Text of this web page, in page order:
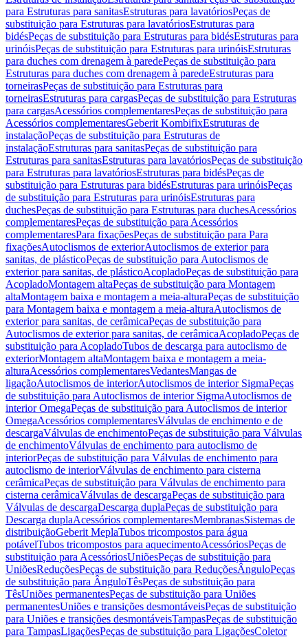
para Estruturas para sanitasEstruturas para lavatóriosPeças de
substituição para Estruturas para lavatóriosEstruturas para
bidésPeças de substituição para Estruturas para bidésEstruturas para
urinóisPeças de substituição para Estruturas para urinóisEstruturas
para duches com drenagem à paredePeças de substituição para
Estruturas para duches com drenagem à paredeEstruturas para
torneirasPeças de substituição para Estruturas para
torneirasEstruturas para cargasPeças de substituição para Estruturas
para cargasAcessórios complementaresPeças de substituição para
Acessórios complementaresGeberit KombifixEstruturas de
instalaçãoPeças de substituição para Estruturas de
instalaçãoEstruturas para sanitasPeças de substituição para
Estruturas para sanitasEstruturas para lavatóriosPeças de substituição
para Estruturas para lavatóriosEstruturas para bidésPeças de
substituição para Estruturas para bidésEstruturas para urinóisPeças
de substituição para Estruturas para urinóisEstruturas para
duchesPeças de substituição para Estruturas para duchesAcessórios
complementaresPeças de substituição para Acessórios
complementaresPara fixaçõesPeças de substituição para Para
fixaçõesAutoclismos de exteriorAutoclismos de exterior para
sanitas, de plásticoPeças de substituição para Autoclismos de
exterior para sanitas, de plásticoAcopladoPeças de substituição para
AcopladoMontagem altaPeças de substituição para Montagem
altaMontagem baixa e montagem a meia-alturaPeças de substituição
para Montagem baixa e montagem a meia-alturaAutoclismos de
exterior para sanitas, de cerâmicaPeças de substituição para
Autoclismos de exterior para sanitas, de cerâmicaAcopladoPeças de
substituição para AcopladoTubos de descarga para autoclismo de
exteriorMontagem altaMontagem baixa e montagem a meia-
alturaAcessórios complementaresVedantesMangas de
ligaçãoAutoclismos de interiorAutoclismos de interior SigmaPeças
de substituição para Autoclismos de interior SigmaAutoclismos de
interior OmegaPeças de substituição para Autoclismos de interior
OmegaAcessórios complementaresVálvulas de enchimento e de
descargaVálvulas de enchimentoPeças de substituição para Válvulas
de enchimentoVálvulas de enchimento para autoclismo de
interiorPeças de substituição para Válvulas de enchimento para
autoclismo de interiorVálvulas de enchimento para cisterna
cerâmicaPeças de substituição para Válvulas de enchimento para
cisterna cerâmicaVálvulas de descargaPeças de substituição para
Válvulas de descargaDescarga duplaPeças de substituição para
Descarga duplaAcessórios complementaresMembranasSistemas de
distribuiçãoGeberit MeplaTubos tricompostos para água
potávelTubos tricompostos para aquecimentoAcessóriosPeças de
substituição para AcessóriosUniõesPeças de substituição para
UniõesReduçõesPeças de substituição para ReduçõesÂnguloPeças
de substituição para ÂnguloTêsPeças de substituição para
TêsUniões permanentesPeças de substituição para Uniões
permanentesUniões e transições desmontáveisPeças de substituição
para Uniões e transições desmontáveisTampasPeças de substituição
para TampasLigaçõesPeças de substituição para LigaçõesColetor